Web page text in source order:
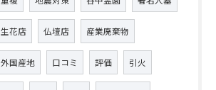
生花店 仏壇店 産業廃棄物
外国産地 口コミ 評価 引火